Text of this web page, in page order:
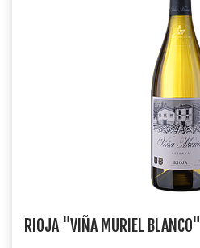
RIOJA "VIÑA MURIEL BLANCO"